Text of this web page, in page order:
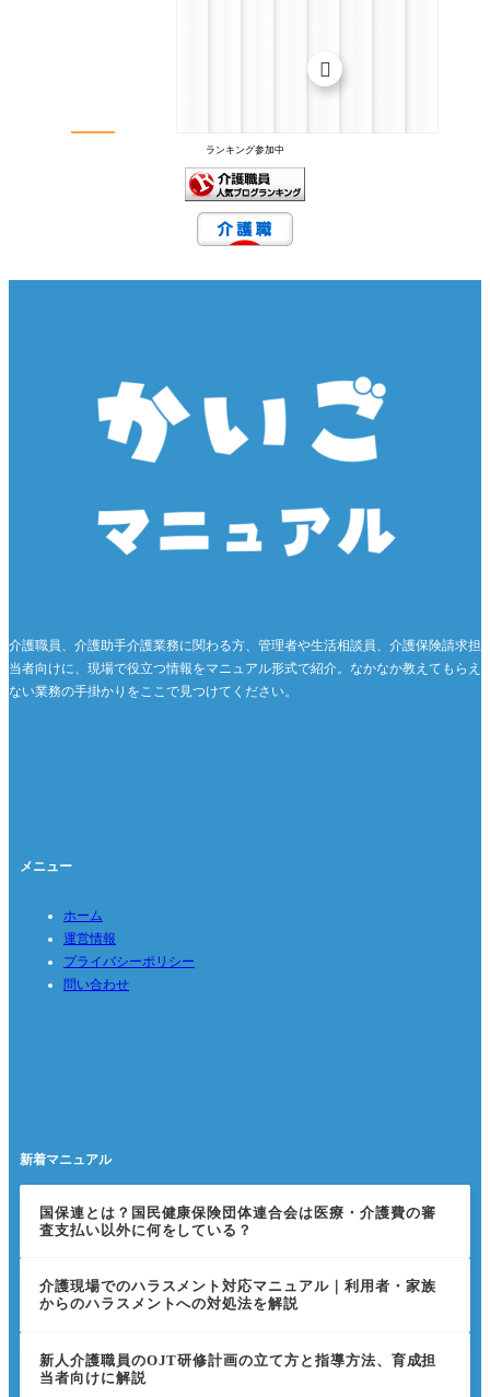
ランキング参加中

介護職員、介護助手介護業務に関わる方、管理者や生活相談員、介護保険請求担
当者向けに、現場で役立つ情報をマニュアル形式で紹介。なかなか教えてもらえ
ない業務の手掛かりをここで見つけてください。
メニュー
ホーム
運営情報
プライバシーポリシー
問い合わせ
新着マニュアル
国保連とは？国民健康保険団体連合会は医療・介護費の審
査支払い以外に何をしている？
介護現場でのハラスメント対応マニュアル｜利用者・家族
からのハラスメントへの対処法を解説
新人介護職員のOJT研修計画の立て方と指導方法、育成担
当者向けに解説